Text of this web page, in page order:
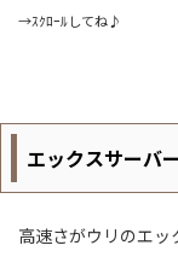
→ｽｸﾛｰﾙしてね♪
エックスサーバ
高速さがウリのエ